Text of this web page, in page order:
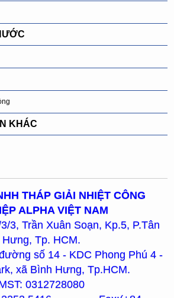
KHÁC
THÁP GIẢI NHIỆT CÔNG
ALPHA VIỆT NAM
3, Trần Xuân Soạn, Kp.5, P.Tân
Hưng, Tp. HCM.
số 14 - KDC Phong Phú 4 -
xã Bình Hưng, Tp.HCM.
0312728080